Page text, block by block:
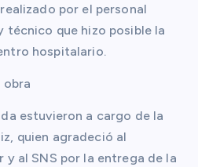
por el personal
técnico que hizo posible la
hospitalario.
obra
estuvieron a cargo de la
quien agradeció al
y al SNS por la entrega de la